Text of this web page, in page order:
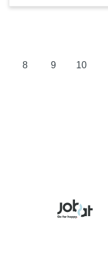
8 9 10